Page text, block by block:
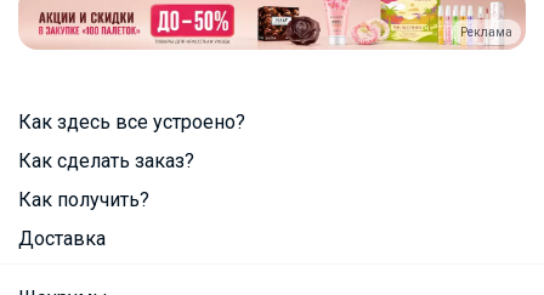
Реклама
Как здесь все устроено?
Как сделать заказ?
Как получить?
Доставка